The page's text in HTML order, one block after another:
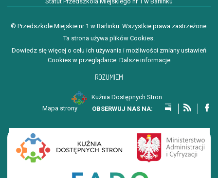
© Przedszkole Miejskie nr 1 w Barlinku. Wszystkie prawa zastrzeżone.
Ta strona używa plików Cookies.
Dowiedz się więcej o celu ich używania i możliwości zmiany ustawień
Cookies w przeglądarce. Dalsze informacje
ROZUMIEM
Kuźnia Dostępnych Stron
Mapa strony